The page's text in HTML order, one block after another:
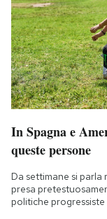
In Spagna e
queste persone
Da settimane si
presa
politiche progressiste